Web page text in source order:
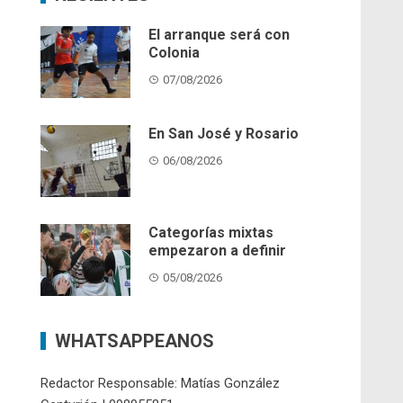
El arranque será con
Colonia
07/08/2026
En San José y Rosario
06/08/2026
Categorías mixtas
empezaron a definir
05/08/2026
WHATSAPPEANOS
Redactor Responsable: Matías González